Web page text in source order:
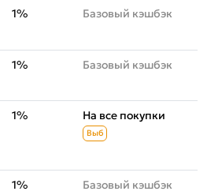
1% Базовый кэшбэк
1% Базовый кэшбэк
1% На все покупки
Выб
1% Базовый кэшбэк